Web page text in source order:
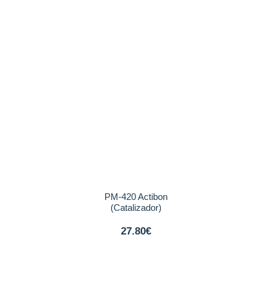
PM-420 Actibon
(Catalizador)
27.80€